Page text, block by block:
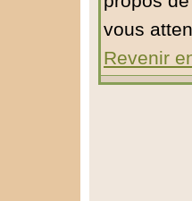
vous
Revenir